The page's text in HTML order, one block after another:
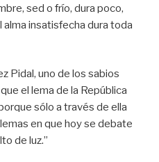
sed o frío, dura poco,
insatisfecha dura toda
Pidal, uno de los sabios
el lema de la República
sólo a través de ella
en que hoy se debate
de luz.”